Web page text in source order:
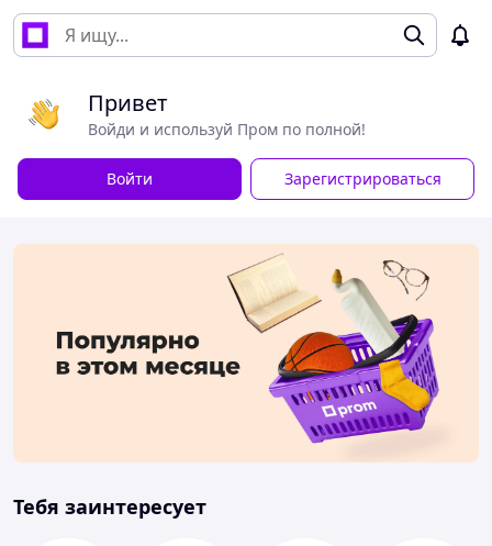
Привет
Войди и используй Пром по полной!
Войти Зарегистрироваться
Тебя заинтересует